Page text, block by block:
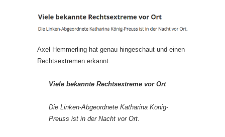
Axel Hemmerling hat genau hingeschaut und einen
Rechtsextremen erkannt.
Viele bekannte Rechtsextreme vor Ort
Die Linken-Abgeordnete Katharina König-
Preuss ist in der Nacht vor Ort.